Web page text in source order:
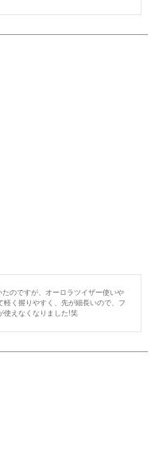
のですが、オーロラツイザー使いや
く握りやすく、先が細長いので、フ
使えなくなりました!笑